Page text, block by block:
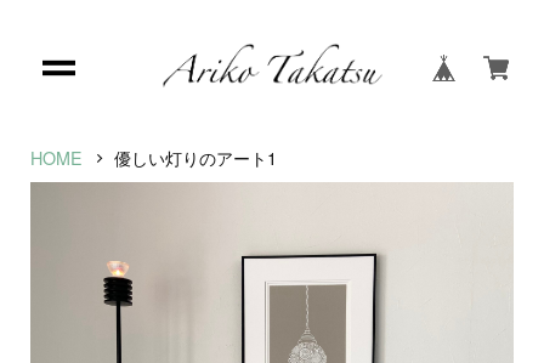
HOME 優しい灯りのアート1